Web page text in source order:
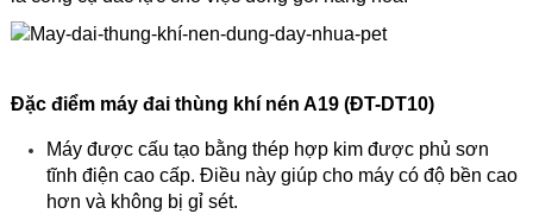
Đặc điểm máy đai thùng khí nén A19 (ĐT-DT10)
Máy được cấu tạo bằng thép hợp kim được phủ sơn
tĩnh điện cao cấp. Điều này giúp cho máy có độ bền cao
hơn và không bị gỉ sét.